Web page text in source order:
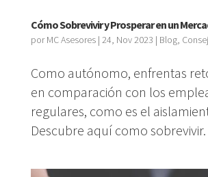
Cómo Sobrevivir y Prosperar en un
porMC Asesores| 24, Nov 2023 | Blog,
Como autónomo, enfrentas
en comparación con los
regulares, como es el
Descubre aquí como sobrevivir.